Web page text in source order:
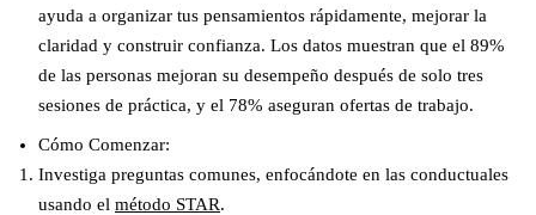
ayuda a organizar tus pensamientos rápidamente, mejorar la
claridad y construir confianza. Los datos muestran que el 89%
de las personas mejoran su desempeño después de solo tres
sesiones de práctica, y el 78% aseguran ofertas de trabajo.
Cómo Comenzar:
Investiga preguntas comunes, enfocándote en las conductuales
usando el método STAR.